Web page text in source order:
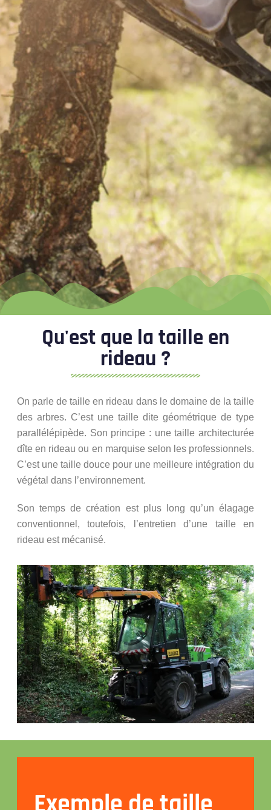
Qu'est que la taille en
rideau ?
On parle de taille en rideau dans le domaine de la taille
des arbres. C’est une taille dite géométrique de type
parallélépipède. Son principe : une taille architecturée
dîte en rideau ou en marquise selon les professionnels.
C’est une taille douce pour une meilleure intégration du
végétal dans l’environnement.
Son temps de création est plus long qu’un élagage
conventionnel, toutefois, l’entretien d’une taille en
rideau est mécanisé.